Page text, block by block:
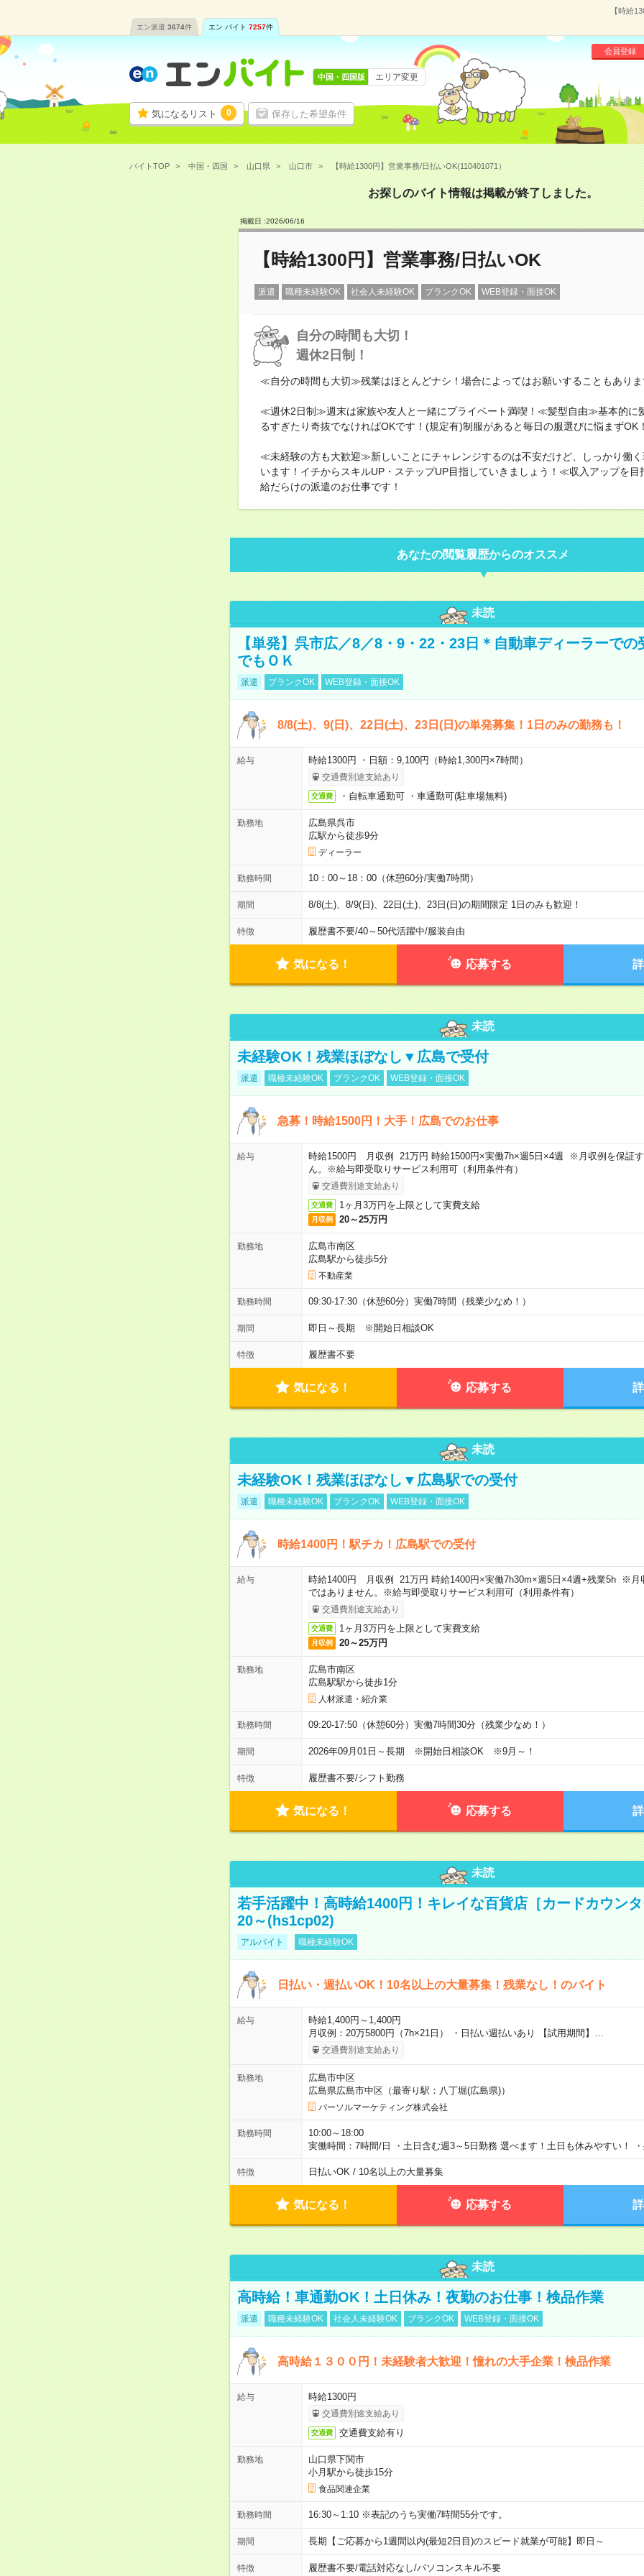
【時給
エン派遣 3674件 エン バイト 7257件
気になるリスト 0 保存した希望条件
会員登録
中国・四国版 エリア変更
バイトTOP 中国・四国 山口県 山口市 【時給1300円】営業事務/日払いOK(110401071）
お探しのバイト情報は掲載が終了しました。
掲載日 :2026/06/16
【時給1300円】営業事務/日払いOK
派遣 職種未経験OK 社会人未経験OK ブランクOK WEB登録・面接OK
自分の時間も大切！
週休2日制！
≪自分の時間も大切≫残業はほとんどナシ！場合によってはお願いすることもあり
≪週休2日制≫週末は家族や友人と一緒にプライベート満喫！≪髪型自由≫基本的に
るすぎたり奇抜でなければOKです！(規定有)制服があると毎日の服選びに悩まずOK
≪未経験の方も大歓迎≫新しいことにチャレンジするのは不安だけど、しっかり働
います！イチからスキルUP・ステップUP目指していきましょう！≪収入アップを
給だらけの派遣のお仕事です！
あなたの閲覧履歴からのオススメ
未読
【単発】呉市広／8／8・9・22・23日＊自動車ディーラーでの
でもＯＫ
派遣 ブランクOK WEB登録・面接OK
8/8(土)、9(日)、22日(土)、23日(日)の単発募集！1日のみの勤務も！
給与 時給1300円 ・日額：9,100円（時給1,300円×7時間）
交通費別途支給あり
交通費 ・自転車通勤可 ・車通勤可(駐車場無料)
勤務地
広島県呉市
広駅から徒歩9分
ディーラー
勤務時間 10：00～18：00（休憩60分/実働7時間）
期間 8/8(土)、8/9(日)、22日(土)、23日(日)の期間限定 1日のみも歓迎！
特徴 履歴書不要/40～50代活躍中/服装自由
気になる！ 応募する
未読
未経験OK！残業ほぼなし▼広島で受付
派遣 職種未経験OK ブランクOK WEB登録・面接OK
急募！時給1500円！大手！広島でのお仕事
給与
時給1500円 月収例 21万円 時給1500円×実働7h×週5日×4週 ※月収例を保証す
ん。※給与即受取りサービス利用可（利用条件有）
交通費別途支給あり
交通費 1ヶ月3万円を上限として実費支給
月収例 20～25万円
勤務地
広島市南区
広島駅から徒歩5分
不動産業
勤務時間 09:30-17:30（休憩60分）実働7時間（残業少なめ！）
期間 即日～長期 ※開始日相談OK
特徴 履歴書不要
気になる！ 応募する
未読
未経験OK！残業ほぼなし▼広島駅での受付
派遣 職種未経験OK ブランクOK WEB登録・面接OK
時給1400円！駅チカ！広島駅での受付
給与
時給1400円 月収例 21万円 時給1400円×実働7h30m×週5日×4週+残業5h ※月
ではありません。※給与即受取りサービス利用可（利用条件有）
交通費別途支給あり
交通費 1ヶ月3万円を上限として実費支給
月収例 20～25万円
勤務地
広島市南区
広島駅駅から徒歩1分
人材派遣・紹介業
勤務時間 09:20-17:50（休憩60分）実働7時間30分（残業少なめ！）
期間 2026年09月01日～長期 ※開始日相談OK ※9月～！
特徴 履歴書不要/シフト勤務
気になる！ 応募する
未読
若手活躍中！高時給1400円！キレイな百貨店［カードカウン
20～(hs1cp02)
アルバイト 職種未経験OK
日払い・週払いOK！10名以上の大量募集！残業なし！のバイト
給与
時給1,400円～1,400円
月収例：20万5800円（7h×21日） ・日払い週払いあり 【試用期間】…
交通費別途支給あり
勤務地
広島市中区
広島県広島市中区（最寄り駅：八丁堀(広島県)）
パーソルマーケティング株式会社
勤務時間
10:00～18:00
実働時間：7時間/日 ・土日含む週3～5日勤務 選べます！土日も休みやすい！
特徴 日払いOK / 10名以上の大量募集
気になる！ 応募する
未読
高時給！車通勤OK！土日休み！夜勤のお仕事！検品作業
派遣 職種未経験OK 社会人未経験OK ブランクOK WEB登録・面接OK
高時給１３００円！未経験者大歓迎！憧れの大手企業！検品作業
給与 時給1300円
交通費別途支給あり
交通費 交通費支給有り
勤務地
山口県下関市
小月駅から徒歩15分
食品関連企業
勤務時間 16:30～1:10 ※表記のうち実働7時間55分です。
期間 長期【ご応募から1週間以内(最短2日目)のスピード就業が可能】即日～
特徴 履歴書不要/電話対応なし/パソコンスキル不要